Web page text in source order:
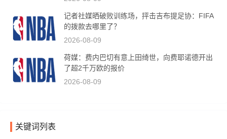
记者社媒晒破败训练场，抨击吉布提足协：FIFA
的拨款去哪里了？
2026-08-09
荷媒：费内巴切有意上田绮世，向费耶诺德开出
了超2千万欧的报价
2026-08-09
关键词列表